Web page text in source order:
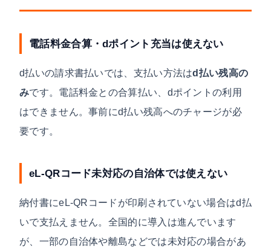
電話料金合算・dポイント充当は使えない
d払いの請求書払いでは、支払い方法はd払い残高の
みです。電話料金との合算払い、dポイントの利用
はできません。事前にd払い残高へのチャージが必
要です。
eL-QRコード未対応の自治体では使えない
納付書にeL-QRコードが印刷されていない場合はd払
いで支払えません。全国的に導入は進んでいます
が、一部の自治体や離島などでは未対応の場合があ